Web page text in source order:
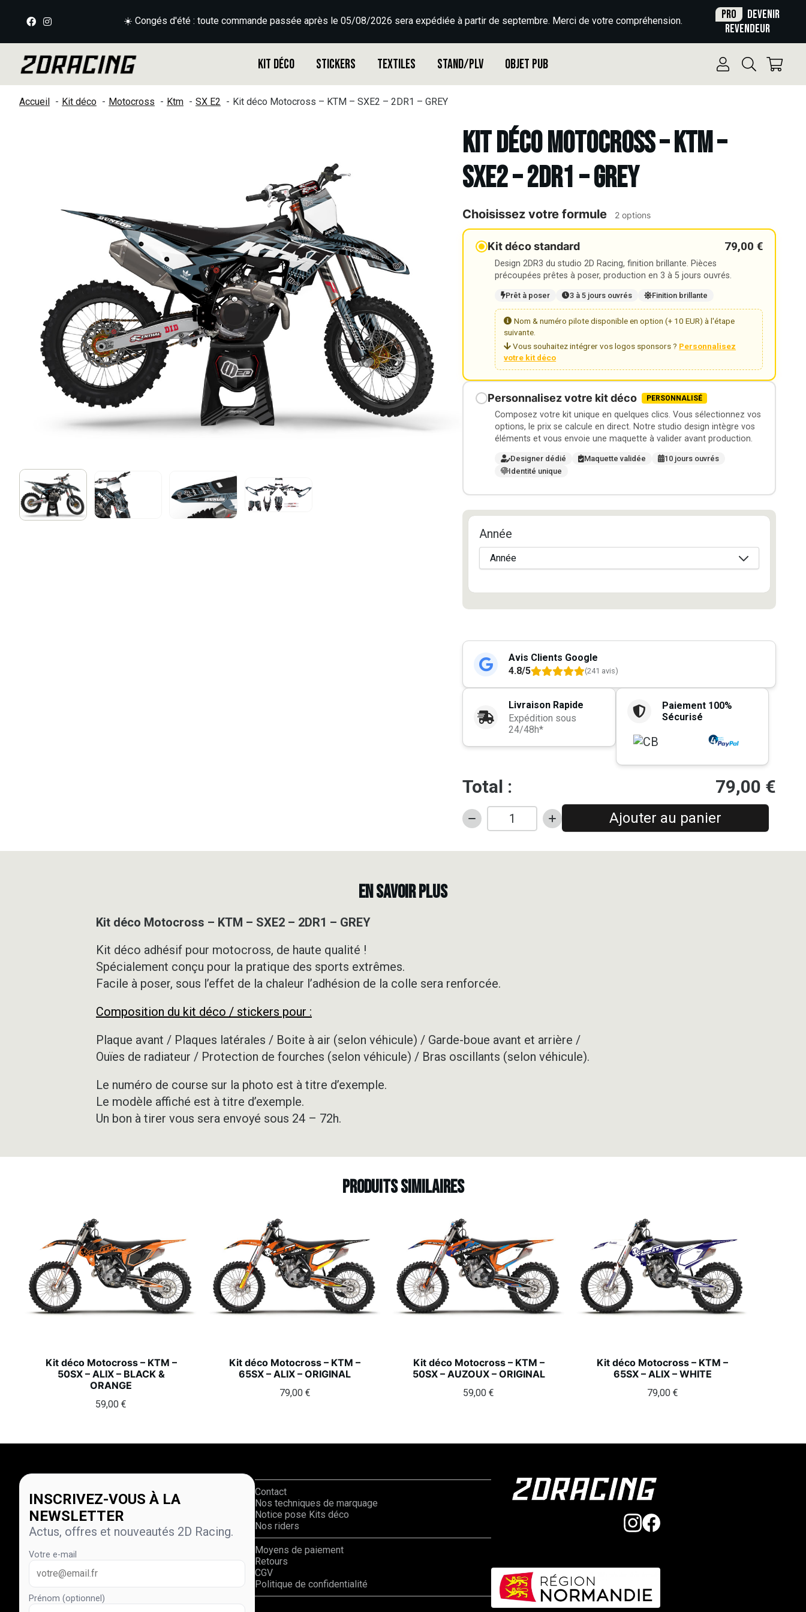
☀️ Congés d'été : toute commande passée après le 05/08/2026 sera expédiée à partir de septembre. Merci de votre compréhension. Pro
Devenir
revendeur
Kit déco Stickers Textiles Stand/PLV Objet Pub
Accueil Kit déco Motocross Ktm SX E2 Kit déco Motocross – KTM – SXE2 – 2DR1 – GREY
Kit déco Motocross – KTM –
SXE2 – 2DR1 – GREY
Choisissez votre formule 2 options
Kit déco standard 79,00 €
Design 2DR3 du studio 2D Racing, finition brillante. Pièces
précoupées prêtes à poser, production en 3 à 5 jours ouvrés.
Prêt à poser 3 à 5 jours ouvrés Finition brillante
Nom & numéro pilote disponible en option (+ 10 EUR) à l'étape
suivante.
Vous souhaitez intégrer vos logos sponsors ? Personnalisez
votre kit déco
Personnalisez votre kit déco PERSONNALISÉ
Composez votre kit unique en quelques clics. Vous sélectionnez vos
options, le prix se calcule en direct. Notre studio design intègre vos
éléments et vous envoie une maquette à valider avant production.
Designer dédié Maquette validée
10 jours ouvrés
Identité unique
Année
Avis Clients Google
4.8/5
(241 avis)
Livraison Rapide
Expédition sous
24/48h*
Paiement 100%
Sécurisé
Total : 79,00 €
quantité
Kit
-
Ajouter au panier
EN SAVOIR PLUS
Kit déco Motocross – KTM – SXE2 – 2DR1 – GREY
Kit déco adhésif pour motocross, de haute qualité !
Spécialement conçu pour la pratique des sports extrêmes.
Facile à poser, sous l’effet de la chaleur l’adhésion de la colle sera renforcée.
Composition du kit déco / stickers pour :
Plaque avant / Plaques latérales / Boite à air (selon véhicule) / Garde-boue avant et arrière /
Ouïes de radiateur / Protection de fourches (selon véhicule) / Bras oscillants (selon véhicule).
Le numéro de course sur la photo est à titre d’exemple.
Le modèle affiché est à titre d’exemple.
Un bon à tirer vous sera envoyé sous 24 – 72h.
Produits similaires
Kit déco Motocross – KTM –
50SX – ALIX – BLACK &
ORANGE
59,00€
Kit déco Motocross – KTM –
65SX – ALIX – ORIGINAL
79,00 €
Kit déco Motocross – KTM –
50SX – AUZOUX – ORIGINAL
59,00€
Kit déco Motocross – KTM –
65SX – ALIX – WHITE
79,00 €
INSCRIVEZ-VOUS À LA
NEWSLETTER
Actus, offres et nouveautés 2D Racing.
Votre e-mail
Prénom (optionnel)
Contact
Nos techniques de marquage
Notice pose Kits déco
Nos riders
Moyens de paiement
Retours
CGV
Politique de confidentialité